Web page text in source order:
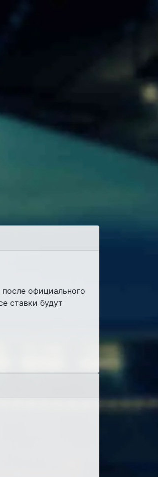
официального
ставки будут